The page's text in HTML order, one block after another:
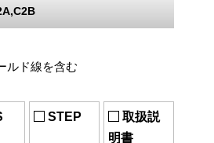
ルド線を含む
STEP
取扱説
明書